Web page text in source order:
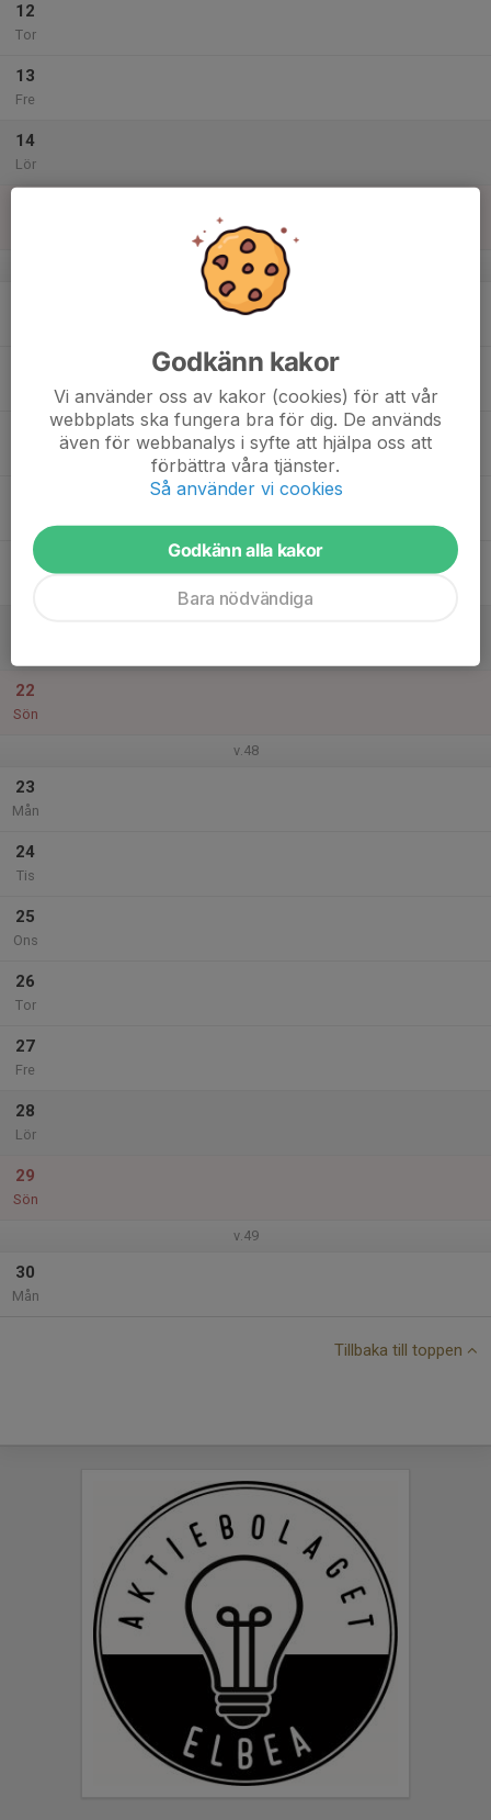
12
Tor
13
Fre
14
Lör
v.47
20
22
Sön
v.48
23
Mån
24
Tis
25
Ons
26
Tor
27
Fre
28
Lör
29
Sön
v.49
30
Mån
Tillbaka till toppen
Godkänn kakor
Vi använder oss av kakor (cookies) för att vår
webbplats ska fungera bra för dig. De används
även för webbanalys i syfte att hjälpa oss att
förbättra våra tjänster.
Så använder vi cookies
Godkänn alla kakor
Bara nödvändiga